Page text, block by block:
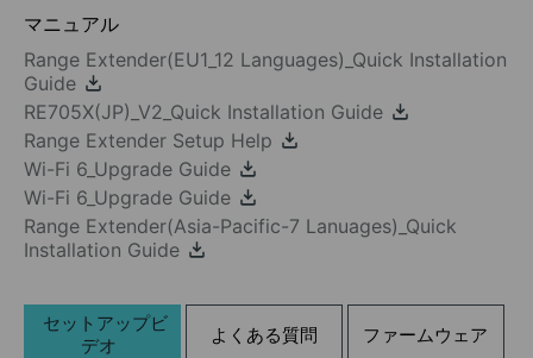
マニュアル
Range Extender(EU1_12 Languages)_Quick Installation
Guide
RE705X(JP)_V2_Quick Installation Guide
Range Extender Setup Help
Wi-Fi 6_Upgrade Guide
Wi-Fi 6_Upgrade Guide
Range Extender(Asia-Pacific-7 Lanuages)_Quick
Installation Guide
セットアップビ
デオ
よくある質問 ファームウェア